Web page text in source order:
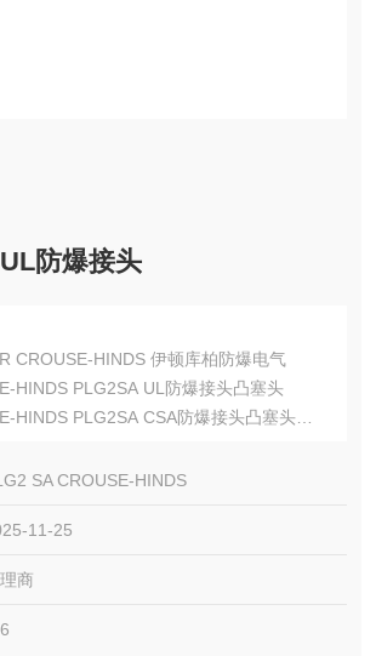
防爆接头
CROUSE-HINDS 伊顿库柏防爆电气
HINDS PLG2SA UL防爆接头凸塞头
HINDS PLG2SA CSA防爆接头凸塞头
SA CROUSE-HINDS
11-25
商